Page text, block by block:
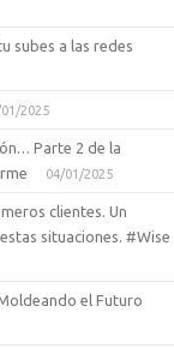
subes a las redes
2025
Parte 2 de la
04/01/2025
clientes. Un
situaciones. #Wise
el Futuro